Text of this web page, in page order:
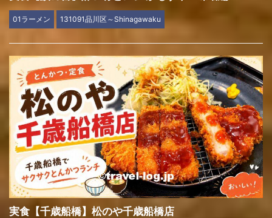
01ラーメン 131091品川区～Shinagawaku
実食【千歳船橋】松のや千歳船橋店